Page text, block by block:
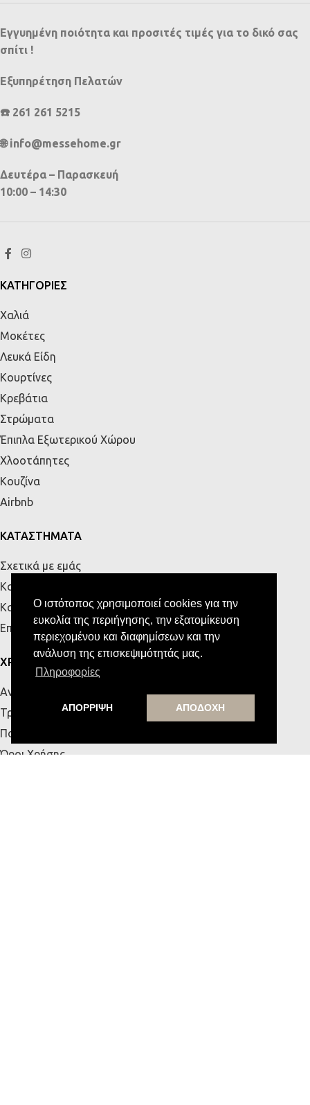
Ο ιστότοπος χρησιμοποιεί cookies για την
ευκολία της περιήγησης, την εξατομίκευση
περιεχομένου και διαφημίσεων και την
ανάλυση της επισκεψιμότητάς μας.
Πληροφορίες
ΑΠΟΡΡΙΨΗ ΑΠΟΔΟΧΗ
Εγγυημένη ποιότητα και προσιτές τιμές για το δικό σας
σπίτι !
Εξυπηρέτηση Πελατών
☎️ 261 261 5215
🌐 info@messehome.gr
Δευτέρα – Παρασκευή
10:00 – 14:30
ΚΑΤΗΓΟΡΙΕΣ
Χαλιά
Μοκέτες
Λευκά Είδη
Κουρτίνες
Κρεβάτια
Στρώματα
Έπιπλα Εξωτερικού Χώρου
Χλοοτάπητες
Κουζίνα
Airbnb
ΚΑΤΑΣΤΗΜΑΤΑ
Σχετικά με εμάς
Κατάστημα Πάτρας
Κατάστημα Κρήτης
Επικοινωνία
ΧΡΗΣΙΜΑ
Αναζήτηση Παραγγελίας
Τρόποι Αποστολής & Πληρωμής
Πολιτική Απορρήτου
Όροι Χρήσης